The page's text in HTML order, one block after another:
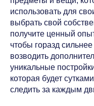
использовать для
выбрать свой
получите ценный
чтобы горазд
возводить
уникальные
которая будет
следить за каждым